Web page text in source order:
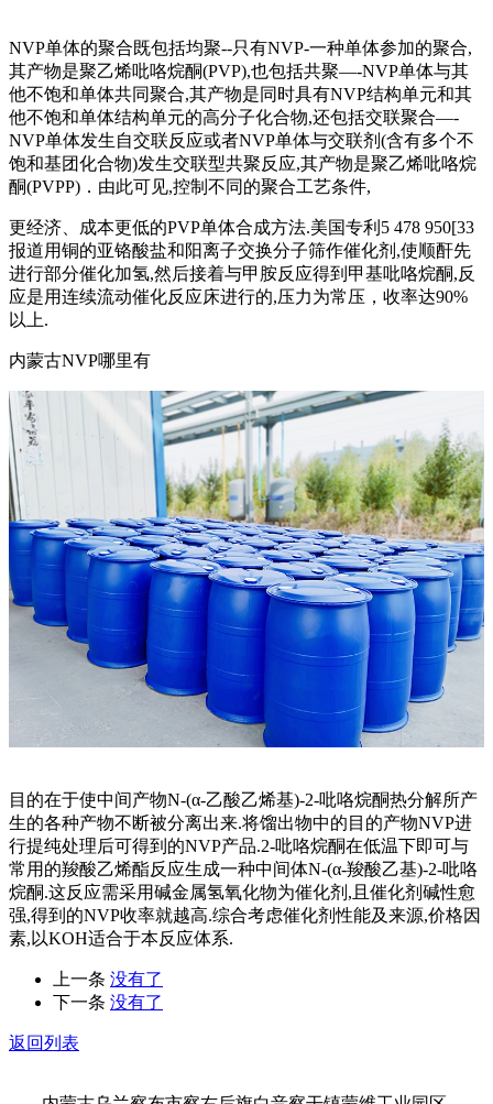
NVP单体的聚合既包括均聚--只有NVP-一种单体参加的聚合,
其产物是聚乙烯吡咯烷酮(PVP),也包括共聚—-NVP单体与其
他不饱和单体共同聚合,其产物是同时具有NVP结构单元和其
他不饱和单体结构单元的高分子化合物,还包括交联聚合—-
NVP单体发生自交联反应或者NVP单体与交联剂(含有多个不
饱和基团化合物)发生交联型共聚反应,其产物是聚乙烯吡咯烷
酮(PVPP)．由此可见,控制不同的聚合工艺条件,
更经济、成本更低的PVP单体合成方法.美国专利5 478 950[33
报道用铜的亚铬酸盐和阳离子交换分子筛作催化剂,使顺酐先
进行部分催化加氢,然后接着与甲胺反应得到甲基吡咯烷酮,反
应是用连续流动催化反应床进行的,压力为常压，收率达90%
以上.
内蒙古NVP哪里有
目的在于使中间产物N-(α-乙酸乙烯基)-2-吡咯烷酮热分解所产
生的各种产物不断被分离出来.将馏出物中的目的产物NVP进
行提纯处理后可得到的NVP产品.2-吡咯烷酮在低温下即可与
常用的羧酸乙烯酯反应生成一种中间体N-(α-羧酸乙基)-2-吡咯
烷酮.这反应需采用碱金属氢氧化物为催化剂,且催化剂碱性愈
强,得到的NVP收率就越高.综合考虑催化剂性能及来源,价格因
素,以KOH适合于本反应体系.
上一条 没有了
下一条 没有了
返回列表